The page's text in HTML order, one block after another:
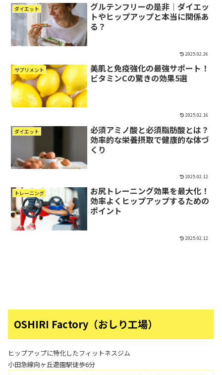
ダイエット
グルテンフリーの是非｜ダイエッ
トやヒップアップと本当に関係あ
る？
2025.02.26
サプリメント
美肌と免疫強化の最強サポート！
ビタミンCの驚きの効果5選
2025.02.16
ダイエット
必須アミノ酸と必須脂肪酸とは？
効率的な栄養摂取で健康的な体づ
くり
2025.02.12
トレーニング
お尻トレーニング効果を最大化！
効率よくヒップアップするための
ポイント
2025.02.12
OSHIRI Factory（おしり工場）
ヒップアップに特化したフィットネスジム
小田急線向ヶ丘遊園駅徒歩6分